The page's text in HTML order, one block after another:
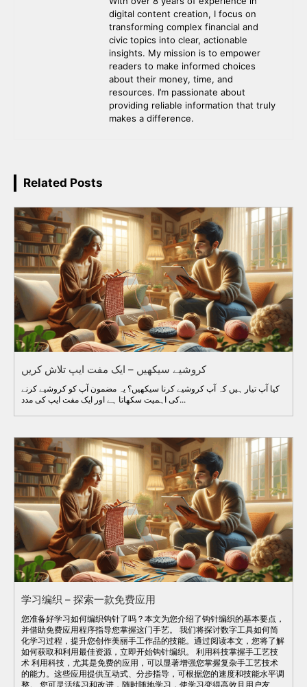
digital content creation, I focus on
transforming complex financial and
civic topics into clear, actionable
insights. My mission is to empower
readers to make informed choices
about their money, time, and
resources. I’m passionate about
providing reliable information that truly
makes a difference.
Related Posts
کروشیے سیکھیں – ایک مفت ایپ تلاش کریں
کیا آپ تیار ہیں کہ آپ کروشیے کرنا سیکھیں؟ یہ مضمون آپ کو کروشیے کرنے
کی اہمیت سکھاتا ہے اور ایک مفت ایپ کی مدد...
学习编织 – 探索一款免费应用
您准备好学习如何编织钩针了吗？本文为您介绍了钩针编织的基本要点，
并借助免费应用程序指导您掌握这门手艺。 我们将探讨数字工具如何简
化学习过程，提升您创作美丽手工作品的技能。通过阅读本文，您将了解
如何获取和利用最佳资源，立即开始钩针编织。 利用科技掌握手工艺技
术 利用科技，尤其是免费的应用，可以显著增强您掌握复杂手工艺技术
的能力。这些应用提供互动式、分步指导，可根据您的速度和技能水平调
整。 您可灵活练习和改进，随时随地学习，使学习变得高效且用户友